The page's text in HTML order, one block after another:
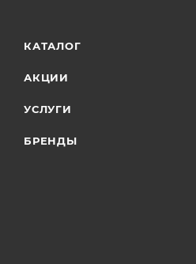
КАТАЛОГ
АКЦИИ
УСЛУГИ
БРЕНДЫ